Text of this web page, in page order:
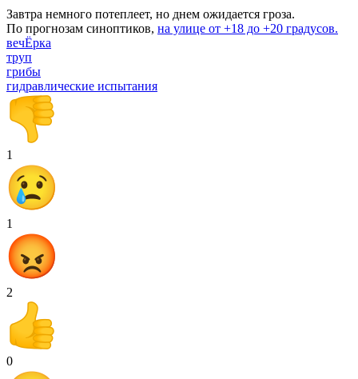
Завтра немного потеплеет, но днем ожидается гроза.
По прогнозам синоптиков, на улице от +18 до +20 градусов.
вечЁрка
труп
грибы
гидравлические испытания
1
1
2
0